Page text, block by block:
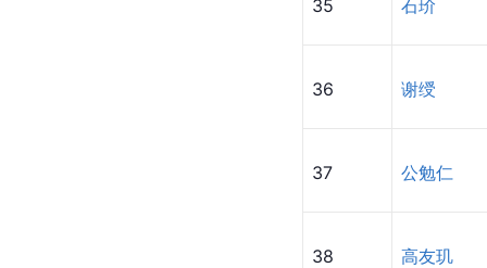
35 石玠
36 谢绶
37 公勉仁
38 高友玑